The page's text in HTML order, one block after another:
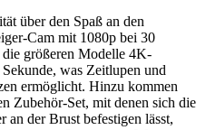
über den Spaß an den
Cam mit 1080p bei 30
größeren Modelle 4K-
was Zeitlupen und
ermöglicht. Hinzu kommen
Zubehör-Set, mit denen sich die
an der Brust befestigen lässt,